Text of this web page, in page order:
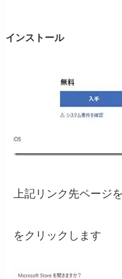
インストール
上記リンク先ページ
をクリックします